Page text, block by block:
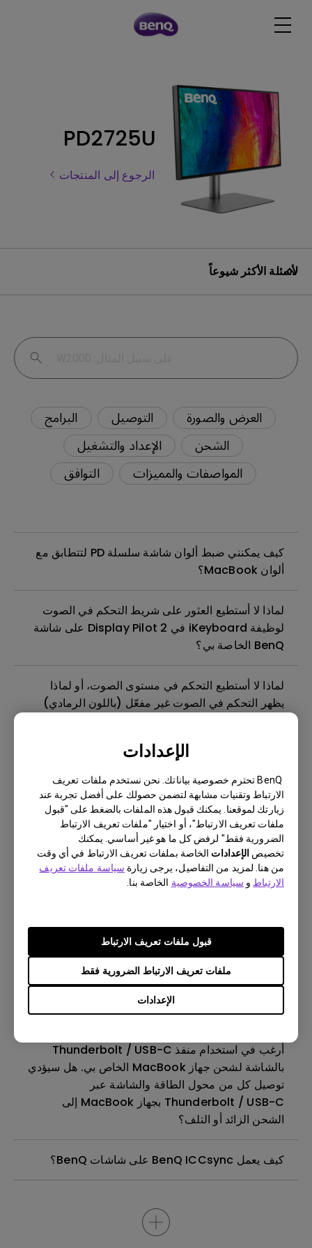
الإعدادات
BenQ تحترم خصوصية بياناتك. نحن نستخدم ملفات تعريف
الارتباط وتقنيات مشابهة لتضمن حصولك على أفضل تجربة عند
زيارتك لموقعنا. يمكنك قبول هذه الملفات بالضغط على "قبول
ملفات تعريف الارتباط"، أو اختيار "ملفات تعريف الارتباط
الضرورية فقط" لرفض كل ما هو غير أساسي. يمكنك
تخصيص الإعدادات الخاصة بملفات تعريف الارتباط في أي وقت
من هنا. لمزيد من التفاصيل، يرجى زيارة سياسة ملفات تعريف
الارتباط و سياسة الخصوصية الخاصة بنا.
الإعدادات
ملفات تعريف الارتباط الضرورية فقط
قبول ملفات تعريف الارتباط
PD2725U
الرجوع إلى المنتجات
لأسئلة الأكثر شيوعاً
العرض والصورة التوصيل
البرامج
الشحن
الإعداد والتشغيل
المواصفات والمميزات
التوافق
كيف يمكنني ضبط ألوان شاشة سلسلة PD لتتطابق مع
ألوان MacBook؟
لماذا لا أستطيع العثور على شريط التحكم في الصوت
لوظيفة iKeyboard في Display Pilot 2 على شاشة
BenQ الخاصة بي؟
لماذا لا أستطيع التحكم في مستوى الصوت، أو لماذا
يظهر التحكم في الصوت غير مفعّل (باللون الرمادي)
كيفية حل مشكلة عدم وجود خرج صوتي من مكبر
الصوت المدمج في شاشة بينكيو؟
كيف يمكنني استكشاف مشاكل فشل ترقية البرنامج
الثابت عبر Display Quickit؟
كيف يمكنني توصيل لوحة المفاتيح/الفأرة بشاشة بنكي؟
كيف يمكنني ضبط الشاشة الكاملة في نمط الصورة تلو
ما الفرق بين DisplayHDR وHDR10؟
أرغب في استخدام منفذ Thunderbolt / USB-C
بالشاشة لشحن جهاز MacBook الخاص بي. هل سيؤدي
توصيل كل من محول الطاقة والشاشة عبر
Thunderbolt / USB-C بجهاز MacBook إلى
الشحن الزائد أو التلف؟
كيف يعمل BenQ ICCsync على شاشات BenQ؟